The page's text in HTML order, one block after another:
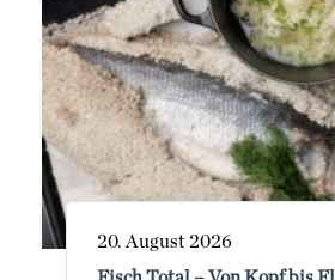
20. August 2026